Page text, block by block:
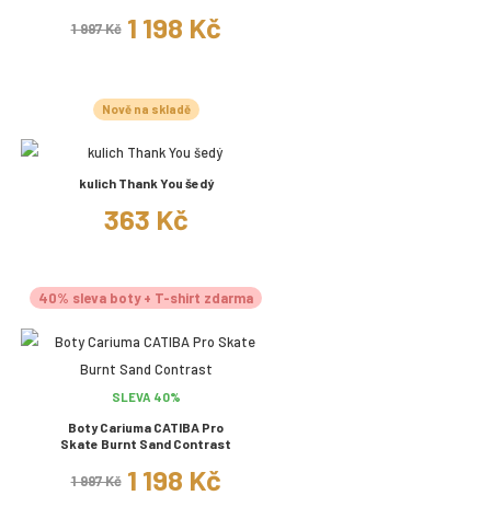
1 997 Kč 1 198 Kč
Nově na skladě
kulich Thank You šedý
363 Kč
40% sleva boty + T-shirt zdarma
SLEVA 40%
Boty Cariuma CATIBA Pro
Skate Burnt Sand Contrast
1 997 Kč 1 198 Kč